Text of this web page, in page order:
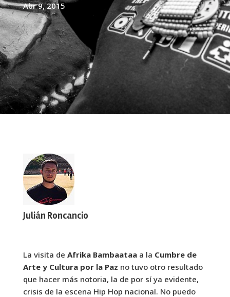
Abr 9, 2015
Julián Roncancio
La visita de Afrika Bambaataaa la Cumbre de
Arte y Cultura por la Paz no tuvo otro resultado
que hacer más notoria, la de por sí ya evidente,
crisis de la escena Hip Hop nacional. No puedo